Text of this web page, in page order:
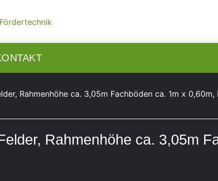
Rahmenhöhe ca. 3,05m Fachböden ca. 1m x
Rahmenhöhe ca. 3,05m